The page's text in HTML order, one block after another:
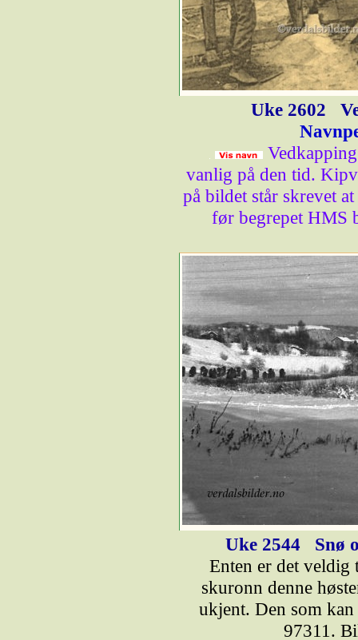
Uke 2602
vanlig på den tid.
på bildet står skrevet
før begrepet HMS
Uke 2544
Snø
Enten er det veldig
skuronn denne
ukjent. Den som
97311.